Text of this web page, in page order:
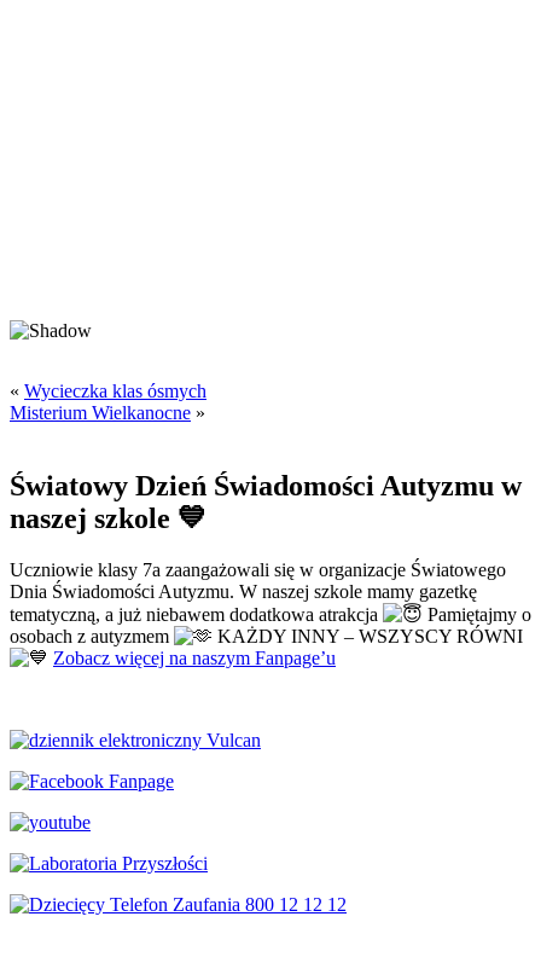
« Wycieczka klas ósmych
Misterium Wielkanocne »
Światowy Dzień Świadomości Autyzmu w
naszej szkole 💙
Uczniowie klasy 7a zaangażowali się w organizacje Światowego
Dnia Świadomości Autyzmu. W naszej szkole mamy gazetkę
tematyczną, a już niebawem dodatkowa atrakcja
Pamiętajmy o
osobach z autyzmem
KAŻDY INNY – WSZYSCY RÓWNI
Zobacz więcej na naszym Fanpage’u